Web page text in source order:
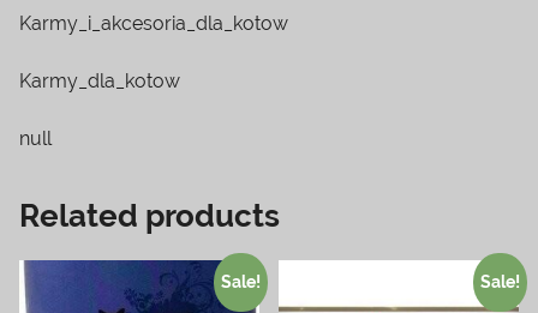
Karmy_i_akcesoria_dla_kotow
Karmy_dla_kotow
null
Related products
Sale! Sale!